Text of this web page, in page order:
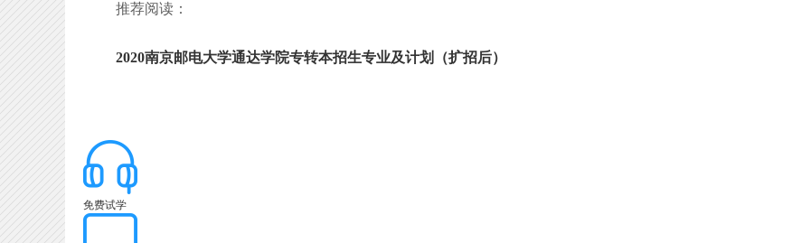
推荐阅读：
2020南京邮电大学通达学院专转本招生专业及计划（扩招后）
免费试学